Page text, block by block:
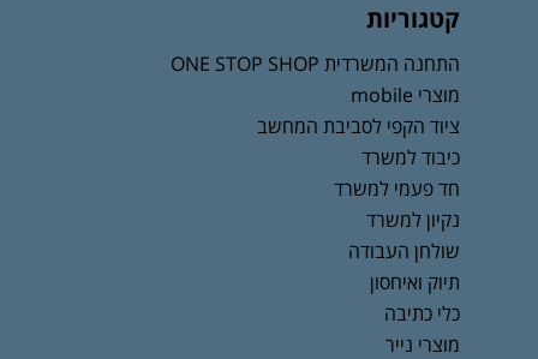
קטגוריות
התחנה המשרדית ONE STOP SHOP
מוצרי mobile
ציוד הקפי לסביבת המחשב
כיבוד למשרד
חד פעמי למשרד
נקיון למשרד
שולחן העבודה
תיוק ואיחסון
כלי כתיבה
מוצרי נייר